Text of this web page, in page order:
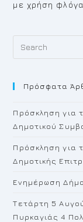
με χρήση
Πρόσφατα
Πρόσκληση για
Δημοτικού
Πρόσκληση για
Δημοτικής
Ενημέρωση
Τετάρτη 5
Πυρκαγιάς 4